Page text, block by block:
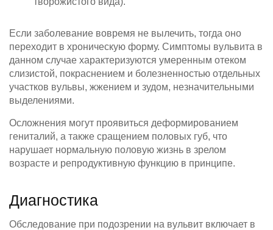
Если заболевание вовремя не вылечить, тогда оно
переходит в хроническую форму. Симптомы вульвита в
данном случае характеризуются умеренным отеком
слизистой, покраснением и болезненностью отдельных
участков вульвы, жжением и зудом, незначительными
выделениями.
Осложнения могут проявиться деформированием
гениталий, а также сращением половых губ, что
нарушает нормальную половую жизнь в зрелом
возрасте и репродуктивную функцию в принципе.
Диагностика
Обследование при подозрении на вульвит включает в